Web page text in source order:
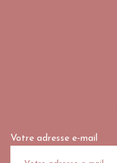
Votre adresse e-mail